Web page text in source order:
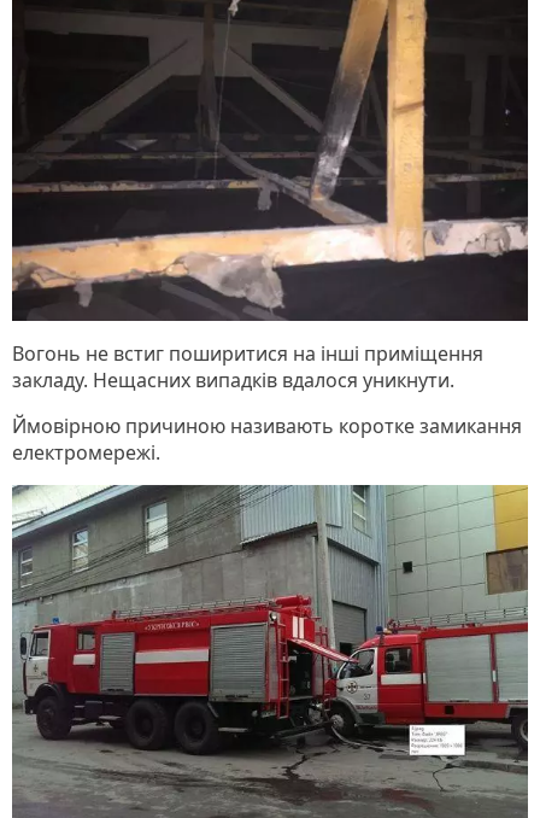
Вогонь не встиг поширитися на інші приміщення
закладу. Нещасних випадків вдалося уникнути.
Ймовірною причиною називають коротке замикання
електромережі.